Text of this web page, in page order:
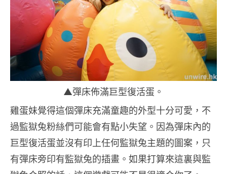
▲彈床佈滿巨型復活蛋。
雞蛋妹覺得這個彈床充滿童趣的外型十分可愛，不
過監獄兔粉絲們可能會有點小失望。因為彈床內的
巨型復活蛋並沒有印上任何監獄兔主題的圖案，只
有彈床旁印有監獄兔的插畫。如果打算來這裏與監